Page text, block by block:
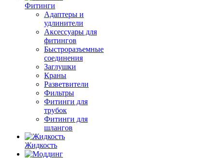
Фитинги
Адаптеры и
удлинители
Аксессуары для
фитингов
Быстроразъемные
соединения
Заглушки
Краны
Разветвители
Фильтры
Фитинги для
трубок
Фитинги для
шлангов
Жидкость